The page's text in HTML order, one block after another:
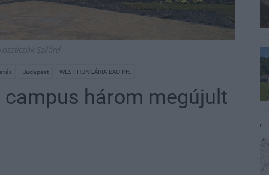
Szilárd
Budapest WEST HUNGÁRIA BAU Kft.
campus három megújult